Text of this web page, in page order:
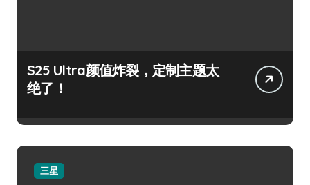
S25 Ultra颜值炸裂，定制主题太
绝了！
三星